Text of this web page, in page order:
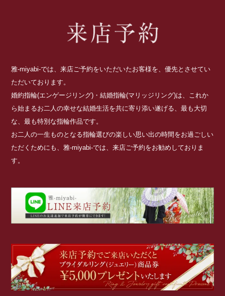
雅-miyabi-では、来店ご予約をいただいたお客様を、優先とさせてい
ただいております。
婚約指輪(エンゲージリング)・結婚指輪(マリッジリング)は、これか
ら始まるお二人の幸せな結婚生活を共に寄り添い遂げる、最も大切
な、最も特別な指輪作品です。
お二人の一生ものとなる指輪選びの楽しい思い出の時間をお過ごしい
ただくためにも、雅-miyabi-では、来店ご予約をお勧めしておりま
す。